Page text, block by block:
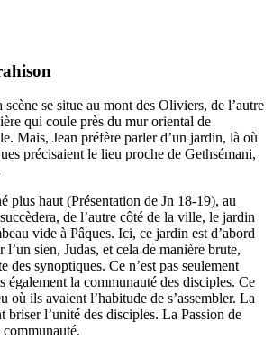
se situe au mont des Oliviers, de l’autre
qui coule près du mur oriental de
Mais, Jean préfère parler d’un jardin, là où
précisaient le lieu proche de Gethsémani,
plus haut (Présentation de Jn 18-19), au
de l’autre côté de la ville, le jardin
vide à Pâques. Ici, ce jardin est d’abord
sien, Judas, et cela de manière brute,
des synoptiques. Ce n’est pas seulement
également la communauté des disciples. Ce
où ils avaient l’habitude de s’assembler. La
briser l’unité des disciples. La Passion de